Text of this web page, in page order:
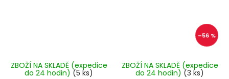
ZBOŽÍ NA SKLADĚ (expedice
do 24 hodin) (5 ks)
–56 %
ZBOŽÍ NA SKLADĚ (expedice
do 24 hodin) (3 ks)